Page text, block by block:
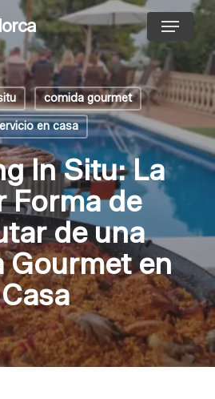
Menu
comida gourmet
en casa
In Situ: La
Forma de
de una
Gourmet en
Casa